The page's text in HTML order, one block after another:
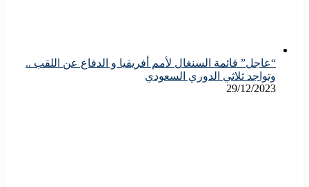
“عاجل” قائمة السنغال لأمم أفريقيا و الدفاع عن اللقب ..
وتواجد ثلاثي الدوري السعودي
29/12/2023